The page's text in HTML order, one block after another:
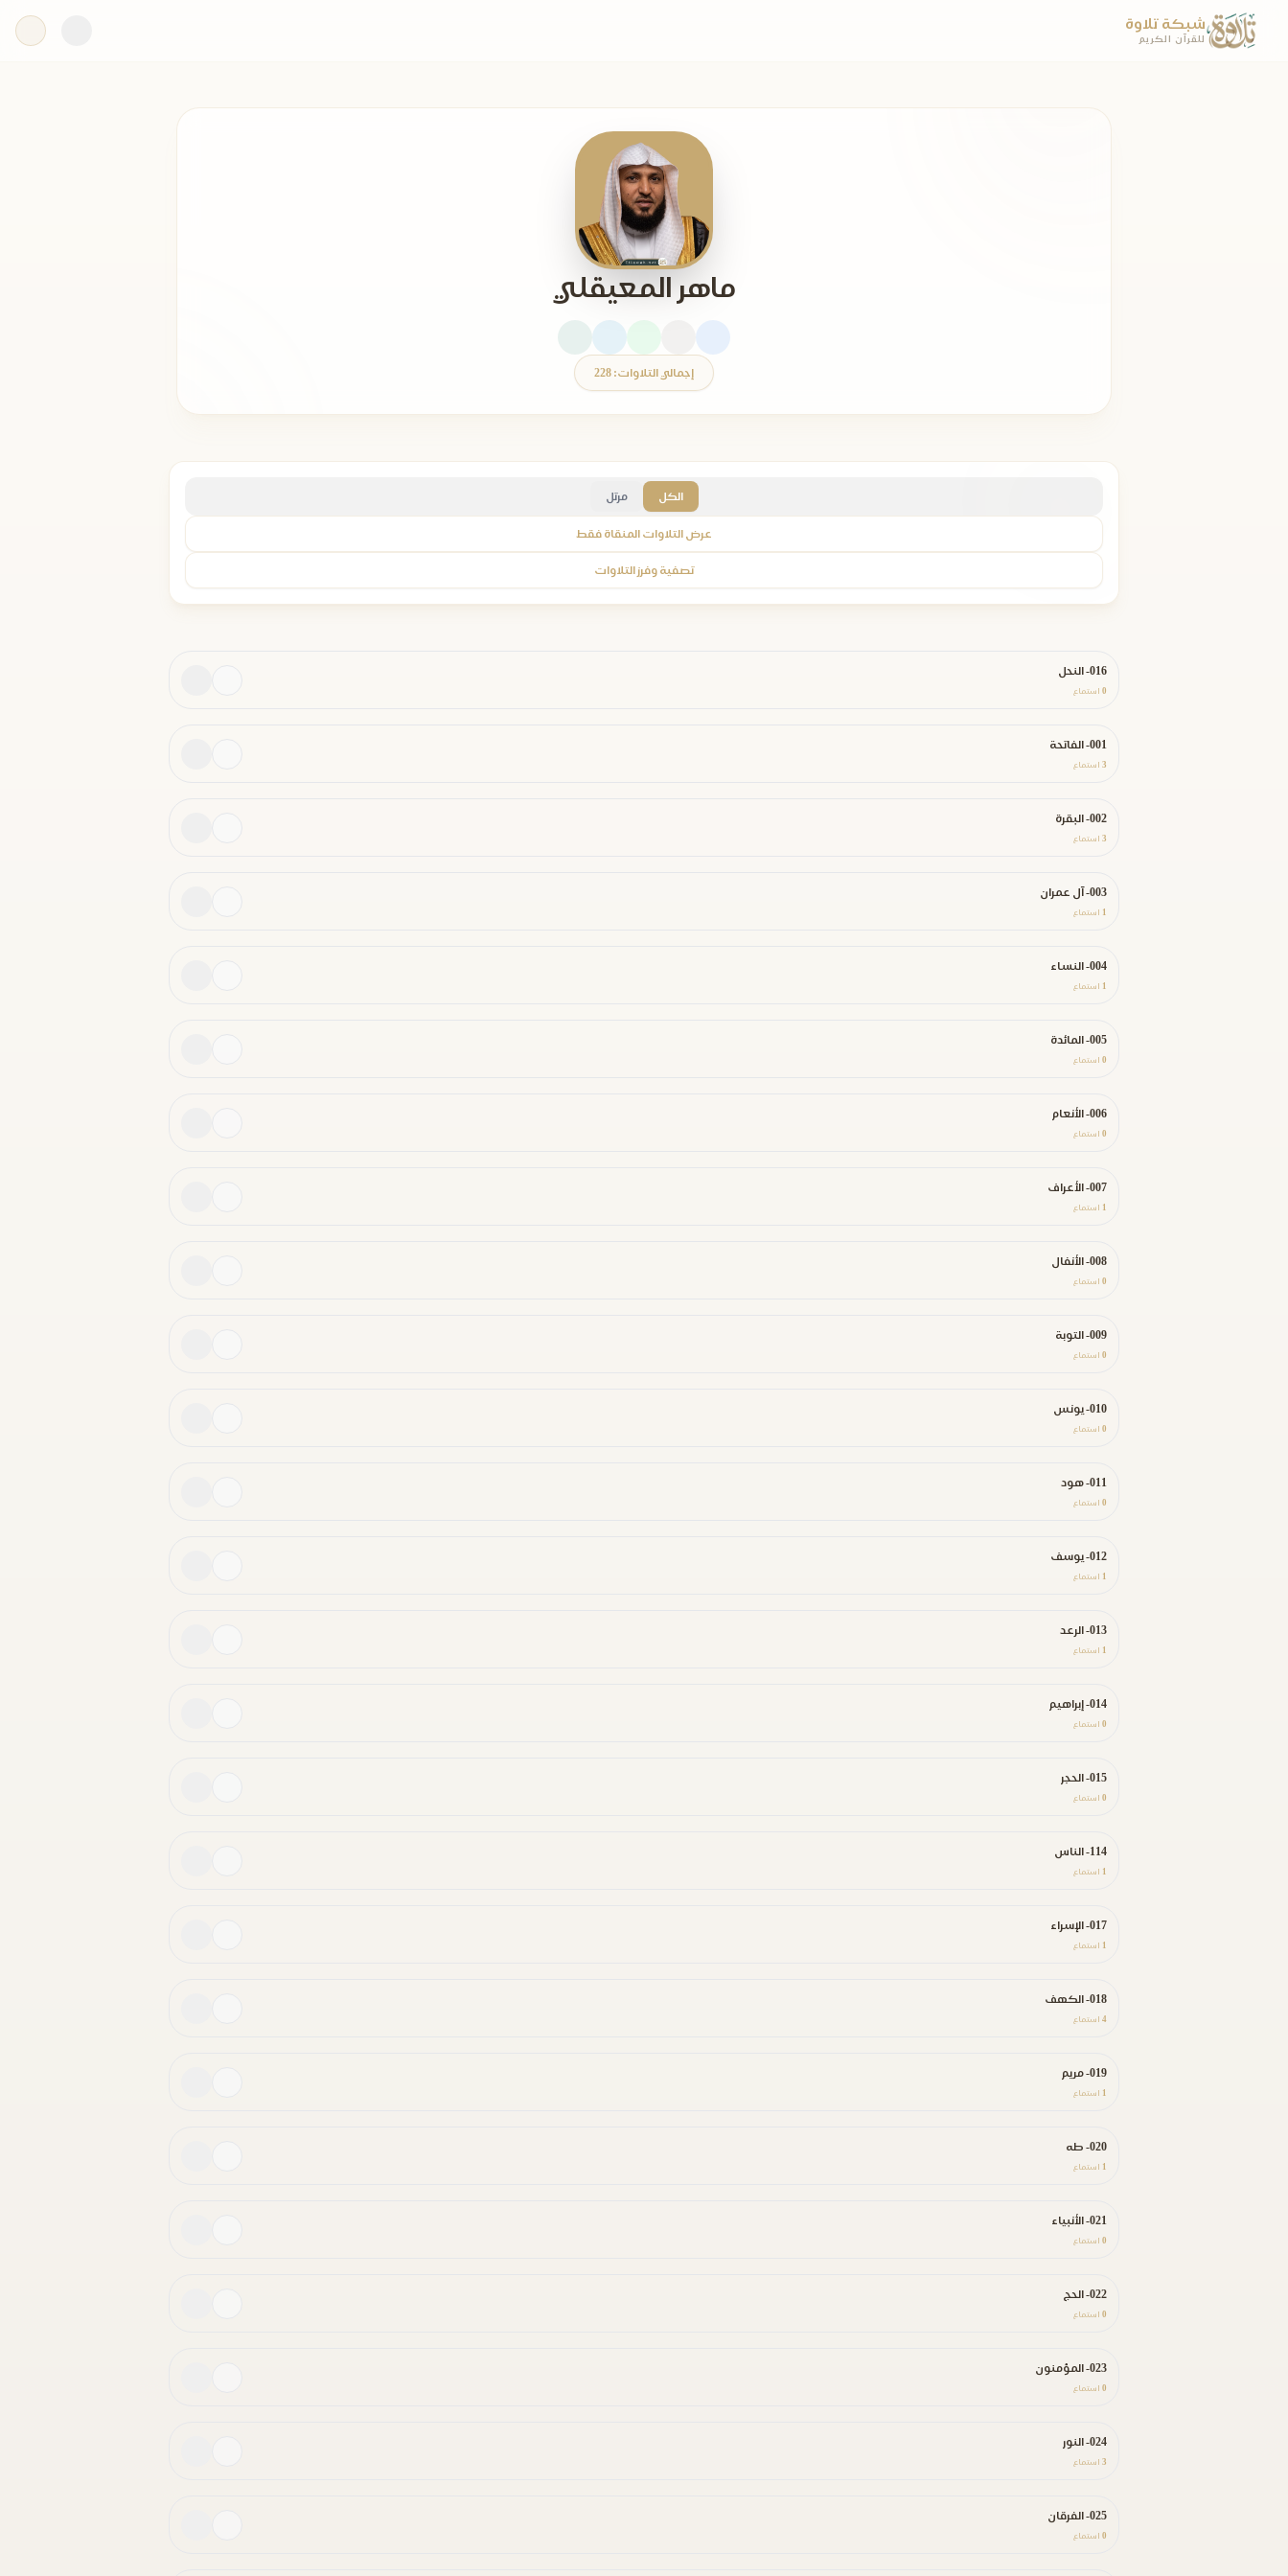
شبكة تلاوة
للقرآن الكريم
ماهر المعيقلي
إجمالي التلاوات: 228
الكل مرتل
عرض التلاوات المنقاة فقط
تصفية وفرز التلاوات
016- النحل
0 استماع
001- الفاتحة
3 استماع
002- البقرة
3 استماع
003- آل عمران
1 استماع
004- النساء
1 استماع
005- المائدة
0 استماع
006- الأنعام
0 استماع
007- الأعراف
1 استماع
008- الأنفال
0 استماع
009- التوبة
0 استماع
010- يونس
0 استماع
011- هود
0 استماع
012- يوسف
1 استماع
013- الرعد
1 استماع
014- إبراهيم
0 استماع
015- الحجر
0 استماع
114- الناس
1 استماع
017- الإسراء
1 استماع
018- الكهف
4 استماع
019- مريم
1 استماع
020- طه
1 استماع
021- الأنبياء
0 استماع
022- الحج
0 استماع
023- المؤمنون
0 استماع
024- النور
3 استماع
025- الفرقان
0 استماع